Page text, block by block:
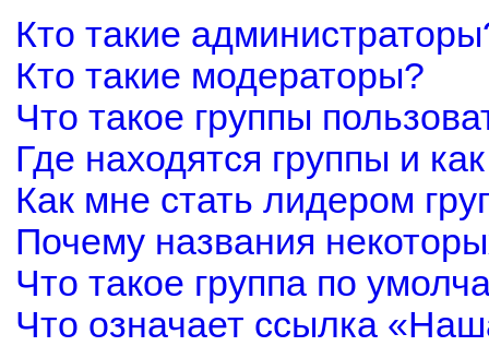
Кто такие
Кто такие модераторы?
Что такое группы
Где находятся группы и
Как мне стать лидером
Почему названия
Что такое группа по
Что означает ссылка